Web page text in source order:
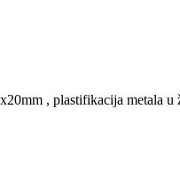
, plastifikacija metala u